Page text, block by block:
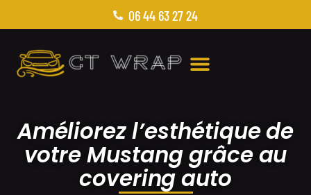
06 44 63 27 24
Améliorez l’esthétique de
votre Mustang grâce au
covering auto